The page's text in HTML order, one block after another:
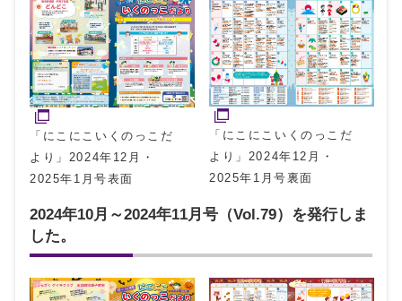
「にこにこいくのっこだ
より」2024年12月・
2025年1月号表面
「にこにこいくのっこだ
より」2024年12月・
2025年1月号裏面
2024年10月～2024年11月号（Vol.79）を発行しま
した。